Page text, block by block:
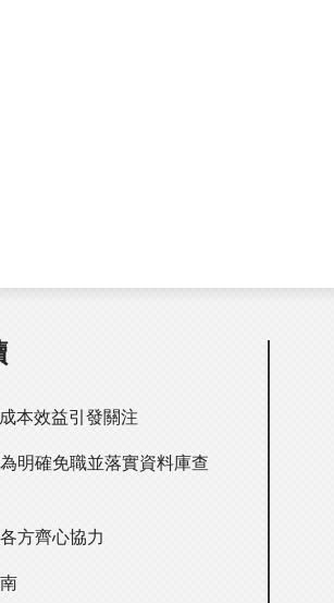
本效益引發關注
明確免職並落實資料庫查
方齊心協力